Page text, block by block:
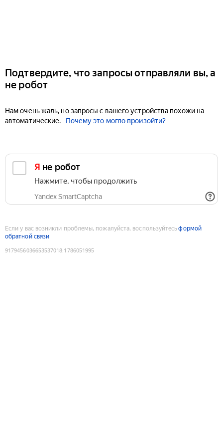
Подтвердите, что запросы отправляли вы, а
не робот
Нам очень жаль, но запросы с вашего устройства похожи на
автоматические.
Почему это могло произойти?
Я не робот
Нажмите, чтобы продолжить
Yandex SmartCaptcha
Если у вас возникли проблемы, пожалуйста, воспользуйтесьформой
обратной связи
9179456036653537018:1786051995